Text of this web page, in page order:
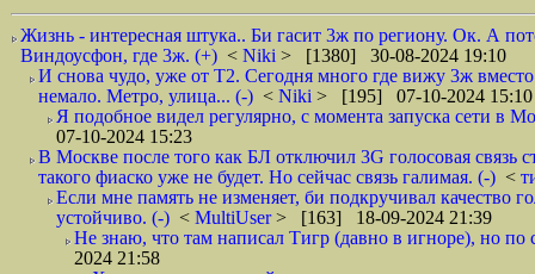
Жизнь - интересная штука.. Би гасит 3ж по региону. Ок. А
Виндоусфон, где 3ж. (+) < Niki > [1380] 30-08-2024 19:10
И снова чудо, уже от Т2. Сегодня много где вижу 3ж
немало. Метро, улица... (-) < Niki > [195] 07-10-2024 15:10
Я подобное видел регулярно, с момента запуска сети в
07-10-2024 15:23
В Москве после того как БЛ отключил 3G голосовая связь
такого фиаско уже не будет. Но сейчас связь галимая. (-) <
Если мне память не изменяет, би подкручивал качество
устойчиво. (-) < MultiUser> [163] 18-09-2024 21:39
Не знаю, что там написал Тигр (давно в игноре), но
2024 21:58